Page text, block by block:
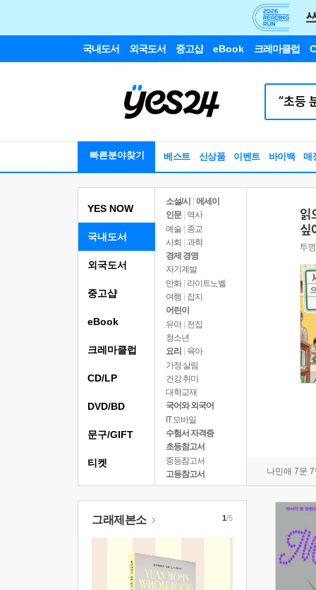
국내도서 외국도서 중고샵 eBook 크레마클럽
빠른분야찾기 베스트 신상품 이벤트 바이백 매
YES NOW
국내도서
소설/시
에세이
인문
역사
예술 | 종교
사회 | 과학
경제 경영
자기계발
만화 | 라이트노벨
여행
잡지
어린이
유아 | 전집
청소년
요리
육아
가정 살림
건강 취미
대학교재
국어와 외국어
IT 모바일
수험서 자격증
초등참고서
중등참고서
고등참고서
나민애 7문
외국도서
중고샵
eBook
크레마클럽
CD/LP
DVD/BD
문구/GIFT
티켓
그래제본소 1/5